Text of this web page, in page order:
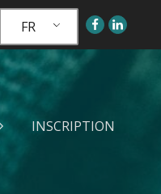
FR
INSCRIPTION